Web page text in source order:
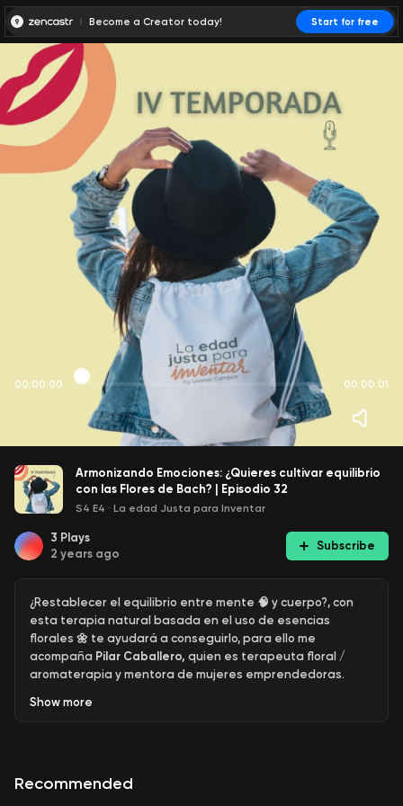
Become a Creator today! Start for free
00:00:00 00:00:01
Armonizando Emociones: ¿Quieres cultivar equilibrio
con las Flores de Bach? | Episodio 32
S4 E4 · La edad Justa para Inventar
3 Plays
2 years ago
Subscribe
¿Restablecer el equilibrio entre mente 🧠 y cuerpo?, con
esta terapia natural basada en el uso de esencias
florales 🌼 te ayudará a conseguirlo, para ello me
acompaña Pilar Caballero, quien es terapeuta floral /
aromaterapia y mentora de mujeres emprendedoras.
basados en tu personalidad.
Show more
Recommended